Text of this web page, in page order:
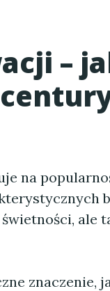
–
na
ale
znaczenie,